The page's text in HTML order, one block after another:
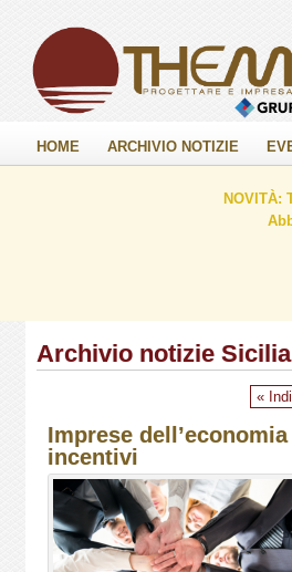
HOME ARCHIVIO NOTIZIE
NOVITÀ:
Archivio notizie Sicilia
«
Imprese
incentivi